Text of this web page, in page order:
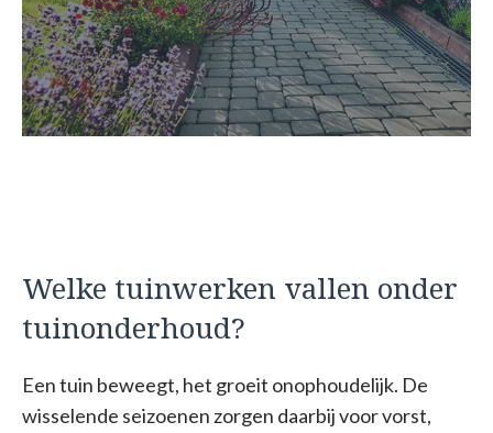
Welke tuinwerken vallen onder
tuinonderhoud?
Een tuin beweegt, het groeit onophoudelijk. De
wisselende seizoenen zorgen daarbij voor vorst,